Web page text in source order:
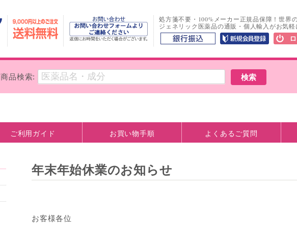
処方箋不要・100%メーカー正規品保障！世界
ジェネリック医薬品の通販・個人輸入がお気軽
商品検索:
ご利用ガイド お買い物手順 よくあるご質問
年末年始休業のお知らせ
お客様各位